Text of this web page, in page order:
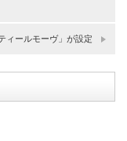
ィールモーヴ」が設定